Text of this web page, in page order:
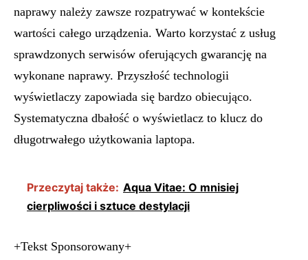
naprawy należy zawsze rozpatrywać w kontekście
wartości całego urządzenia. Warto korzystać z usług
sprawdzonych serwisów oferujących gwarancję na
wykonane naprawy. Przyszłość technologii
wyświetlaczy zapowiada się bardzo obiecująco.
Systematyczna dbałość o wyświetlacz to klucz do
długotrwałego użytkowania laptopa.
Przeczytaj także: Aqua Vitae: O mnisiej
cierpliwości i sztuce destylacji
+Tekst Sponsorowany+